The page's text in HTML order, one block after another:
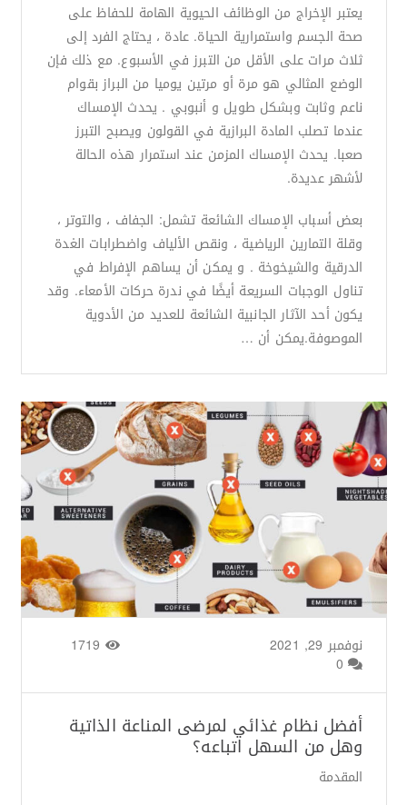
يعتبر الإخراج من الوظائف الحيوية الهامة للحفاظ على
صحة الجسم واستمرارية الحياة. عادة ، يحتاج الفرد إلى
ثلاث مرات على الأقل من التبرز في الأسبوع. مع ذلك فإن
الوضع المثالي هو مرة أو مرتين يوميا من البراز بقوام
ناعم وثابت وبشكل طويل و أنبوبي . يحدث الإمساك
عندما تصلب المادة البرازية في القولون ويصبح التبرز
صعبا. يحدث الإمساك المزمن عند استمرار هذه الحالة
لأشهر عديدة.
بعض أسباب الإمساك الشائعة تشمل: الجفاف ، والتوتر ،
وقلة التمارين الرياضية ، ونقص الألياف واضطرابات الغدة
الدرقية والشيخوخة . و يمكن أن يساهم الإفراط في
تناول الوجبات السريعة أيضًا في ندرة حركات الأمعاء. وقد
يكون أحد الآثار الجانبية الشائعة للعديد من الأدوية
الموصوفة.يمكن أن …
من طرف نوفمبر 29, 2021
0
أفضل نظام غذائي لمرضى المناعة الذاتية
وهل من السهل اتباعه؟
المقدمة